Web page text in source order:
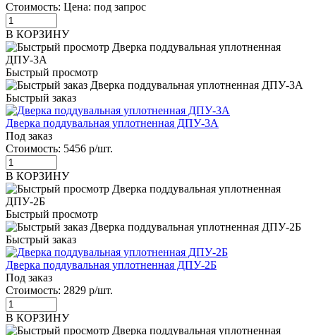
Стоимость: Цена: под запрос
В КОРЗИНУ
Быстрый просмотр
Быстрый заказ
Дверка поддувальная уплотненная ДПУ-3А
Под заказ
Стоимость: 5456 р/шт.
В КОРЗИНУ
Быстрый просмотр
Быстрый заказ
Дверка поддувальная уплотненная ДПУ-2Б
Под заказ
Стоимость: 2829 р/шт.
В КОРЗИНУ